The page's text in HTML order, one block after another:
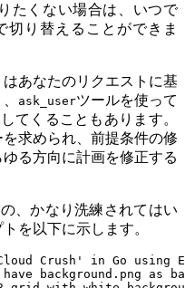
たくない場合は、いつで
切り替えることができま
あなたのリクエストに基
ask_userツールを使って
てくることもあります。
求められ、前提条件の修
る方向に計画を修正する
、かなり洗練されてはい
を以下に示します。